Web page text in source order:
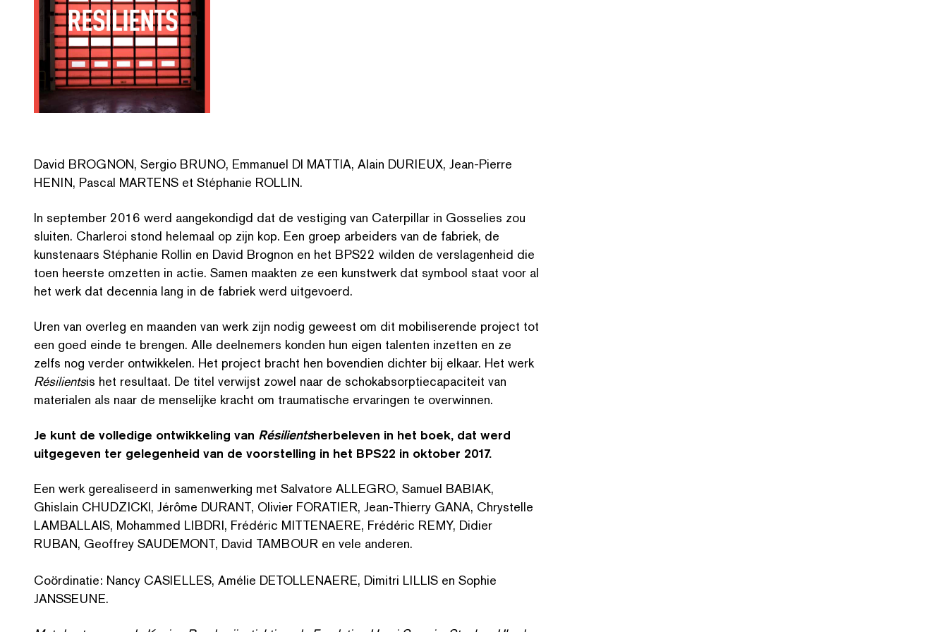
ZOEK OP TREFWOORDEN
David BROGNON, Sergio BRUNO, Emmanuel DI MATTIA, Alain DURIEUX, Jean-Pierre
HENIN, Pascal MARTENS et Stéphanie ROLLIN.
In september 2016 werd aangekondigd dat de vestiging van Caterpillar in Gosselies zou
sluiten. Charleroi stond helemaal op zijn kop. Een groep arbeiders van de fabriek, de
kunstenaars Stéphanie Rollin en David Brognon en het BPS22 wilden de ver­sla­gen­heid die
toen heerste omzetten in actie. Samen maakten ze een kunstwerk dat symbool staat voor al
het werk dat decennia lang in de fabriek werd uitgevoerd.
Uren van overleg en maanden van werk zijn nodig geweest om dit mobilis­erende project tot
een goed einde te brengen. Alle deelnemers konden hun eigen talenten inzetten en ze
zelfs nog verder ontwikkelen. Het project bracht hen bovendien dichter bij elkaar. Het werk
Résilientsis het resultaat. De titel verwijst zowel naar de schok­ab­sorp­tieca­paciteit van
materialen als naar de menselijke kracht om trau­ma­tis­che ervaringen te overwinnen.
Je kunt de volledige ontwik­kel­ing van Résilientsherbeleven in het boek, dat werd
uitgegeven ter gelegenheid van de voorstelling in het BPS22 in oktober 2017.
Een werk gere­aliseerd in samen­werk­ing met Salvatore ALLEGRO, Samuel BABIAK,
Ghislain CHUDZICKI, Jérôme DURANT, Olivier FORATIER, Jean-Thierry GANA, Chrystelle
LAMBALLAIS, Mohammed LIBDRI, Frédéric MITTENAERE, Frédéric REMY, Didier
RUBAN, Geoffrey SAUDEMONT, David TAMBOUR en vele anderen.
Coördinatie: Nancy CASIELLES, Amélie DETOL­LENAERE, Dimitri LILLIS en Sophie
JANSSEUNE.